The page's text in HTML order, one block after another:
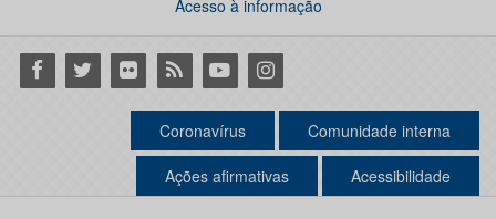
Acesso à informação
Facebook
Twitter Flickr RSS YoutubeInstagram
Coronavírus Comunidade interna
Ações afirmativas Acessibilidade